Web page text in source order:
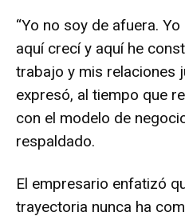
“Yo no soy de afuera.
aquí crecí y aquí he
trabajo y mis relaciones
expresó, al tiempo que
con el modelo de
respaldado.
El empresario enfatizó
trayectoria nunca ha